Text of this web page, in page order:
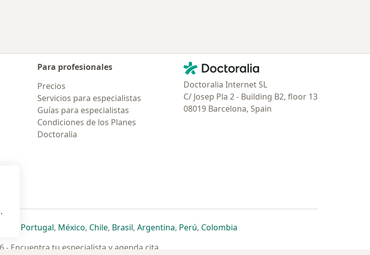
Para profesionales
Precios
Servicios para especialistas
Guías para especialistas
Condiciones de los Planes
Doctoralia
Contacto
Doctoralia - Página de inicio
Doctoralia Internet SL
C/ Josep Pla 2 - Building B2, floor 13
08019 Barcelona, Spain
pestaña
abre en una nueva pestaña
se abre en una nueva pestaña
Portugalse abre en una nueva pestaña
, Méxicose abre en una nueva pestaña
, Chilese abre en una nueva pestaña
, Brasilse abre en una nueva pestaña
, Argentinase abre en una nueva pestaña
, Perúse abre en una nueva pestaña
, Colombiase abre en una nueva pestaña
- Encuentra tu especialista y agenda cita